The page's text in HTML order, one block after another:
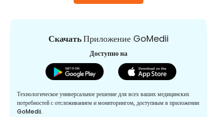
СкачатьПриложение GoMedii
Доступно на
Технологическое универсальное решение для всех ваших медицинских
потребностей с отслеживанием и мониторингом, доступным в приложении
GoMedii.